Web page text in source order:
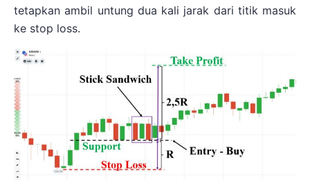
tetapkan ambil untung dua kali jarak dari titik masuk
ke stop loss.